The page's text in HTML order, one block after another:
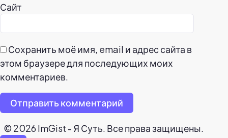
Сайт
Сохранить моё имя, email и адрес сайта в
этом браузере для последующих моих
комментариев.
Отправить комментарий
© 2026 ImGist - Я Суть. Все права защищены.